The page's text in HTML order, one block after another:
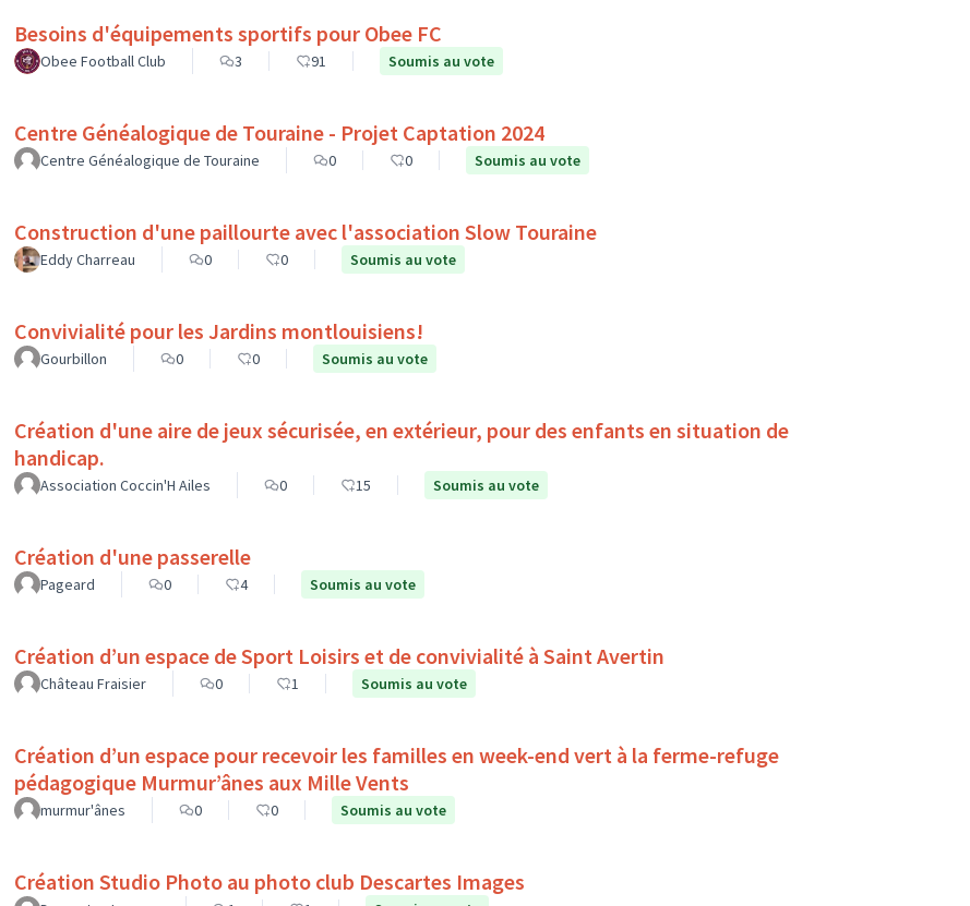
Besoins d'équipements sportifs pour Obee FC
Obee Football Club 3 91 Soumis au vote
Centre Généalogique de Touraine - Projet Captation 2024
Centre Généalogique de Touraine 0 0 Soumis au vote
Construction d'une paillourte avec l'association Slow Touraine
Eddy Charreau 0 0 Soumis au vote
Convivialité pour les Jardins montlouisiens!
Gourbillon 0 0 Soumis au vote
Création d'une aire de jeux sécurisée, en extérieur, pour des enfants en situation de
handicap.
Association Coccin'H Ailes 0 15 Soumis au vote
Création d'une passerelle
Pageard 0 4 Soumis au vote
Création d’un espace de Sport Loisirs et de convivialité à Saint Avertin
Château Fraisier 0 1 Soumis au vote
Création d’un espace pour recevoir les familles en week-end vert à la ferme-refuge
pédagogique Murmur’ânes aux Mille Vents
murmur'ânes 0 0 Soumis au vote
Création Studio Photo au photo club Descartes Images